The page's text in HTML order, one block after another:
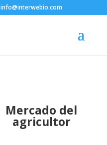
info@interwebio.com
Mercado del
agricultor